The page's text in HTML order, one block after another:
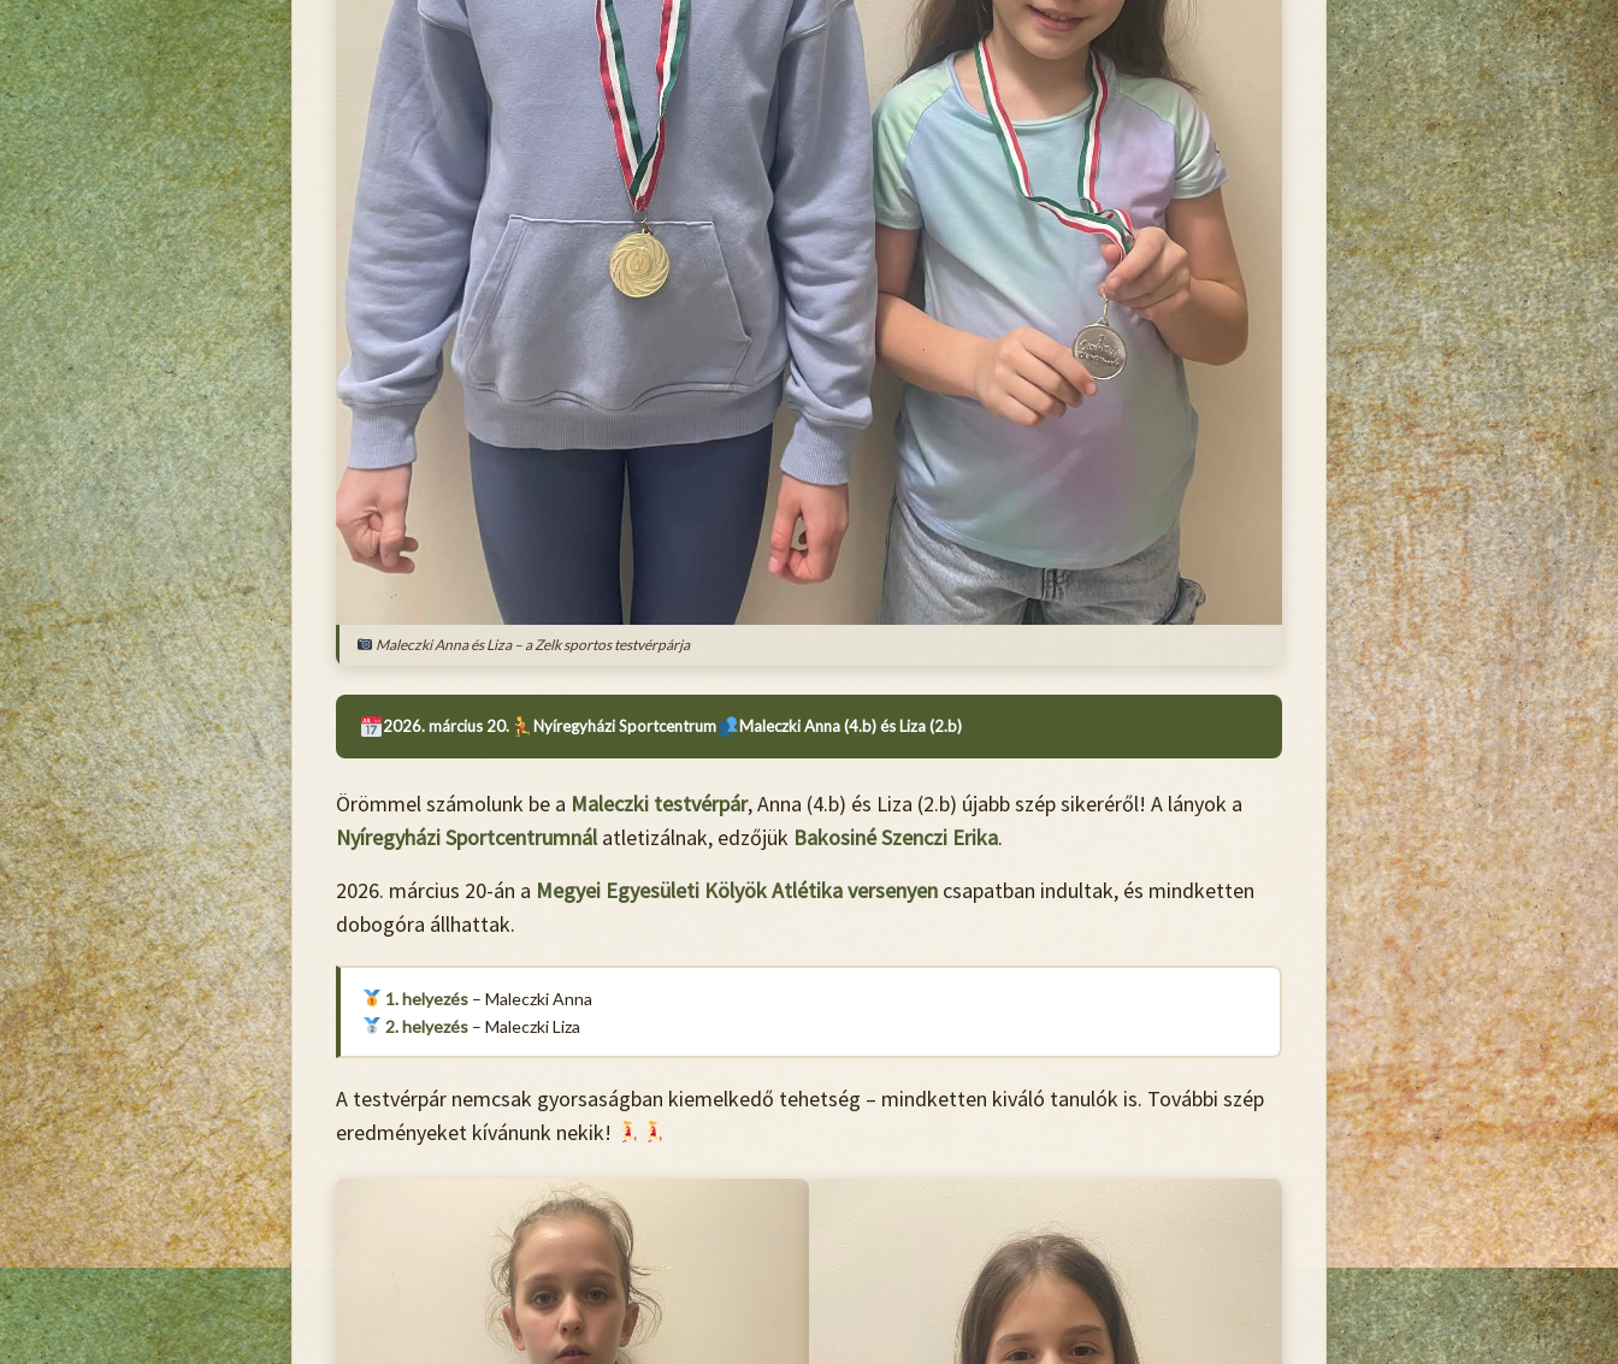
Maleczki Anna és Liza – a Zelk sportos testvérpárja
2026. március 20. Nyíregyházi Sportcentrum Maleczki Anna (4.b) és Liza (2.b)
Örömmel számolunk be a Maleczki testvérpár, Anna (4.b) és Liza (2.b) újabb szép sikeréről! A lányok a
Nyíregyházi Sportcentrumnálatletizálnak, edzőjük Bakosiné Szenczi Erika.
2026. március 20-án a Megyei Egyesületi Kölyök Atlétika versenyen csapatban indultak, és mindketten
dobogóra állhattak.
1. helyezés– Maleczki Anna
2. helyezés– Maleczki Liza
A testvérpár nemcsak gyorsaságban kiemelkedő tehetség – mindketten kiváló tanulók is. További szép
eredményeket kívánunk nekik!